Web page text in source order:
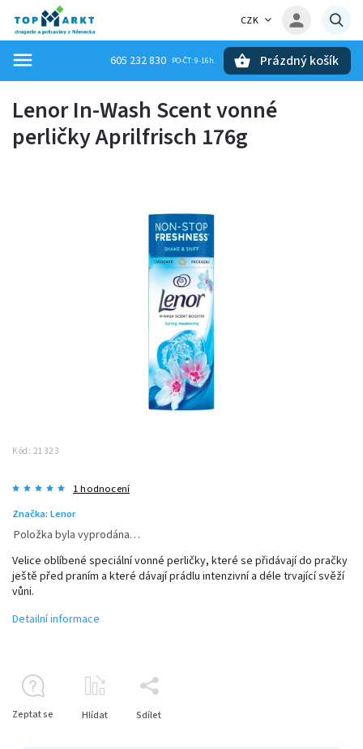
CZK
605 232 830 Prázdný košík
Lenor In-Wash Scent vonné
perličky Aprilfrisch 176g
Kód: 21323
1 hodnocení
Značka: Lenor
Položka byla vyprodána…
Velice oblíbené speciální vonné perličky, které se přidávají do pračky
ještě před praním a které dávají prádlu intenzivní a déle trvající svěží
vůni.
Detailní informace
Zeptat se Hlídat Sdílet